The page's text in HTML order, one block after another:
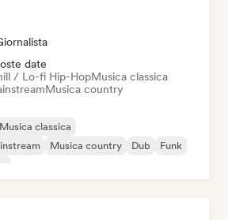
date
/ Lo-fi Hip-HopMusica classica
Musica country
Musica classica
Musica country Dub
Funk